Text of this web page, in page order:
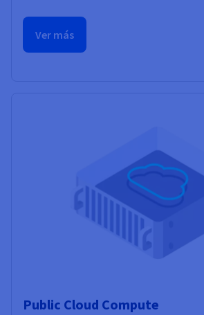
Ver más
Public Cloud Compute